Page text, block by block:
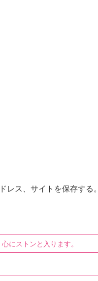
レス、サイトを保存する。
にストンと入ります。